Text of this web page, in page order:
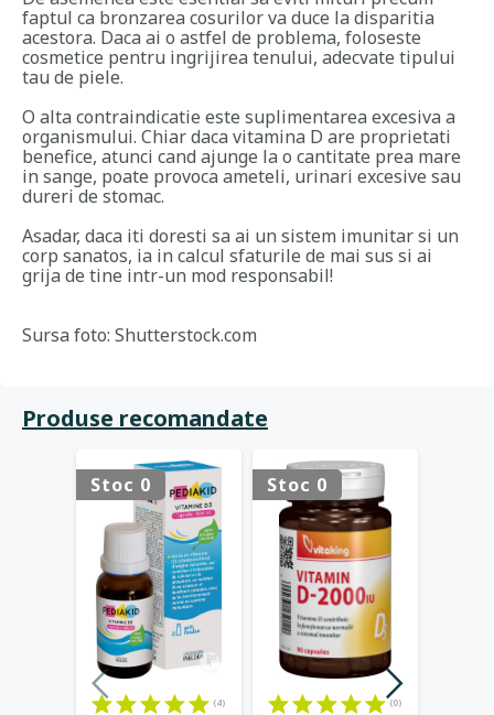
faptul ca bronzarea cosurilor va duce la disparitia
acestora. Daca ai o astfel de problema, foloseste
cosmetice pentru ingrijirea tenului, adecvate tipului
tau de piele.
O alta contraindicatie este suplimentarea excesiva a
organismului. Chiar daca vitamina D are proprietati
benefice, atunci cand ajunge la o cantitate prea mare
in sange, poate provoca ameteli, urinari excesive sau
dureri de stomac.
Asadar, daca iti doresti sa ai un sistem imunitar si un
corp sanatos, ia in calcul sfaturile de mai sus si ai
grija de tine intr-un mod responsabil!
Sursa foto: Shutterstock.com
Produse recomandate
Stoc 0
(4)
Stoc 0
(0)